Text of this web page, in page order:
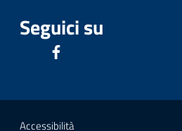
Seguici su
Accessibilità